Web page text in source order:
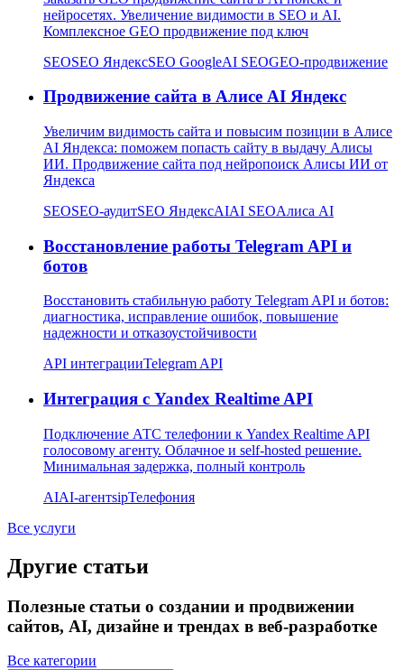
нейросетях. Увеличение видимости в SEO и AI.
Комплексное GEO продвижение под ключ
SEOSEO ЯндексSEO GoogleAI SEOGEO-продвижение
Продвижение сайта в Алисе AI Яндекс
Увеличим видимость сайта и повысим позиции в Алисе
AI Яндекса: поможем попасть сайту в выдачу Алисы
ИИ. Продвижение сайта под нейропоиск Алисы ИИ от
Яндекса
SEOSEO-аудитSEO ЯндексAIAI SEOАлиса AI
Восстановление работы Telegram API и
ботов
Восстановить стабильную работу Telegram API и ботов:
диагностика, исправление ошибок, повышение
надежности и отказоустойчивости
API интеграцииTelegram API
Интеграция с Yandex Realtime API
Подключение АТС телефонии к Yandex Realtime API
голосовому агенту. Облачное и self-hosted решение.
Минимальная задержка, полный контроль
AIAI-агентsipТелефония
Все услуги
Другие статьи
Полезные статьи о создании и продвижении
сайтов, AI, дизайне и трендах в веб-разработке
Все категории